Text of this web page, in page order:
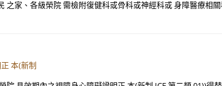
之家、各級榮院 需檢附復健科或骨科或神經科或 身障醫療相
本(新制